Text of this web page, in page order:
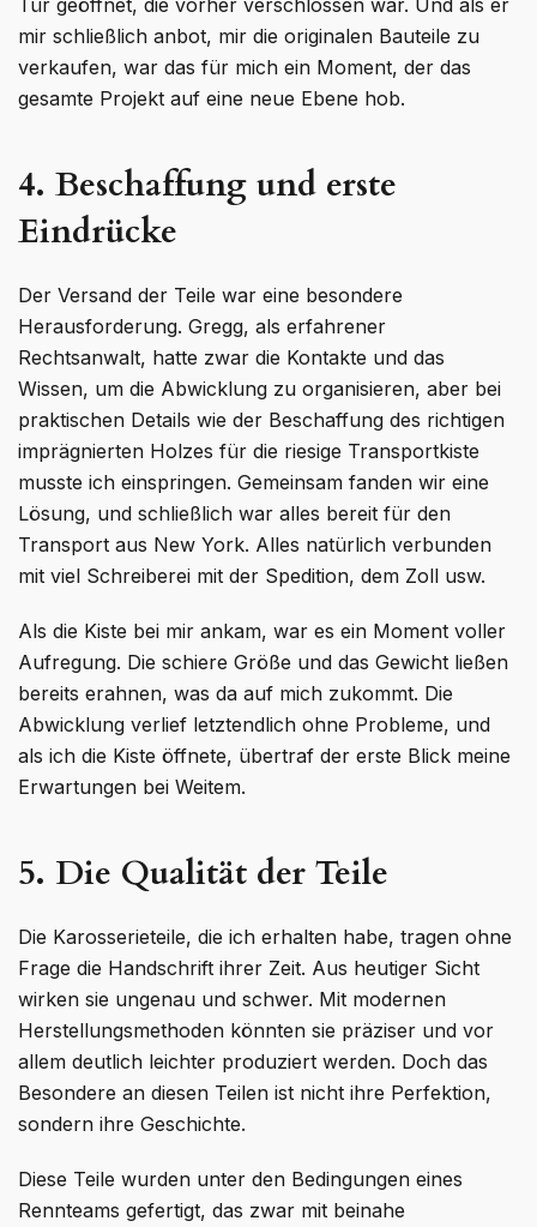
mir schließlich anbot, mir die originalen Bauteile zu
verkaufen, war das für mich ein Moment, der das
gesamte Projekt auf eine neue Ebene hob.
4. Beschaffung und erste
Eindrücke
Der Versand der Teile war eine besondere
Herausforderung. Gregg, als erfahrener
Rechtsanwalt, hatte zwar die Kontakte und das
Wissen, um die Abwicklung zu organisieren, aber bei
praktischen Details wie der Beschaffung des richtigen
imprägnierten Holzes für die riesige Transportkiste
musste ich einspringen. Gemeinsam fanden wir eine
Lösung, und schließlich war alles bereit für den
Transport aus New York. Alles natürlich verbunden
mit viel Schreiberei mit der Spedition, dem Zoll usw.
Als die Kiste bei mir ankam, war es ein Moment voller
Aufregung. Die schiere Größe und das Gewicht ließen
bereits erahnen, was da auf mich zukommt. Die
Abwicklung verlief letztendlich ohne Probleme, und
als ich die Kiste öffnete, übertraf der erste Blick meine
Erwartungen bei Weitem.
5. Die Qualität der Teile
Die Karosserieteile, die ich erhalten habe, tragen ohne
Frage die Handschrift ihrer Zeit. Aus heutiger Sicht
wirken sie ungenau und schwer. Mit modernen
Herstellungsmethoden könnten sie präziser und vor
allem deutlich leichter produziert werden. Doch das
Besondere an diesen Teilen ist nicht ihre Perfektion,
sondern ihre Geschichte.
Diese Teile wurden unter den Bedingungen eines
Rennteams gefertigt, das zwar mit beinahe